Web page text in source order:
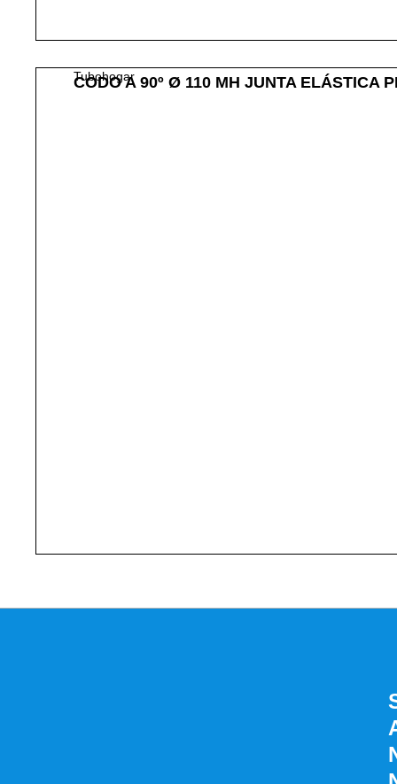
Tubohogar
CODO A 90º Ø 110 MH JUNTA ELÁSTICA